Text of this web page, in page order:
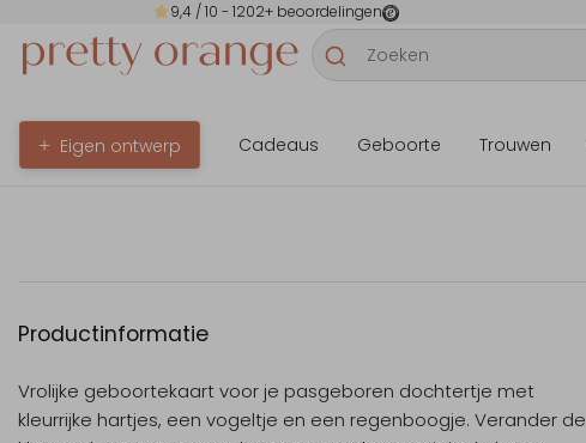
9,4/ 10 - 1202+ beoordelingen
Eigen ontwerp Cadeaus Geboorte Trouwen
Productinformatie
Vrolijke geboortekaart voor je pasgeboren dochtertje met
kleurrijke hartjes, een vogeltje en een regenboogje. Verander de